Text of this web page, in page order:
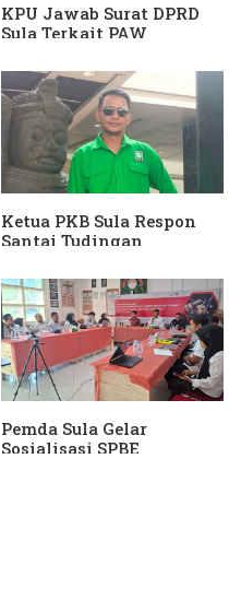
KPU Jawab Surat DPRD
Sula Terkait PAW
Hanura
Ketua PKB Sula Respon
Santai Tudingan
Dia Kangen Saya
Pemda Sula Gelar
Sosialisasi SPBE